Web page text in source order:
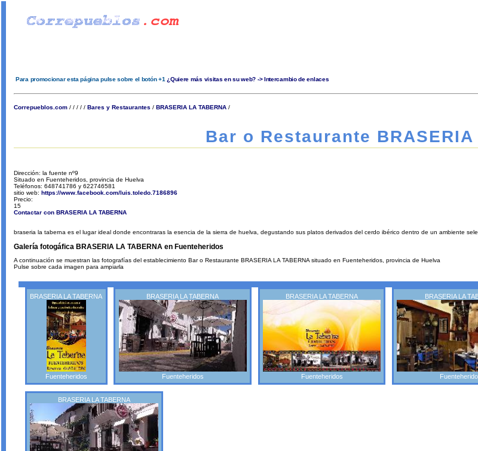
Para promocionar esta página pulse sobre el botón +1 ¿Quiere más visitas en su web? -> Intercambio de enlaces
Correpueblos.com / / / / / Bares y Restaurantes / BRASERIA LA TABERNA /
Bar o Restaurante BRASERIA
Dirección: la fuente nº9
Situado en Fuenteheridos, provincia de Huelva
Teléfonos: 648741786 y 622746581
sitio web: https://www.facebook.com/luis.toledo.7186896
Precio:
15
Contactar con BRASERIA LA TABERNA
braseria la taberna es el lugar ideal donde encontraras la esencia de la sierra de huelva, degustando sus platos derivados del cerdo ibérico dentro de un ambiente
Galería fotogáfica BRASERIA LA TABERNA en Fuenteheridos
A continuación se muestran las fotografías del establecimiento Bar o Restaurante BRASERIA LA TABERNA situado en Fuenteheridos, provincia de Huelva
Pulse sobre cada imagen para ampiarla
BRASERIA LA TABERNA
Fuenteheridos
BRASERIA LA TABERNA
Fuenteheridos
BRASERIA LA TABERNA
Fuenteheridos
BRASERIA LA
BRASERIA LA TABERNA